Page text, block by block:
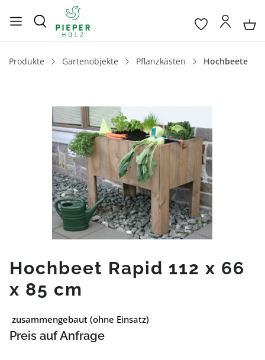
Produkte Gartenobjekte Pflanzkästen Hochbeete
Bildergalerie überspringen
Hochbeet Rapid 112 x 66
x 85 cm
zusammengebaut (ohne Einsatz)
Preis auf Anfrage